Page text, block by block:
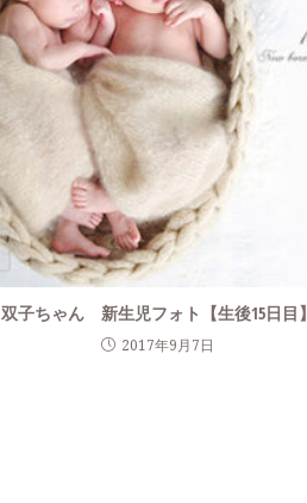
双子ちゃん 新生児フォト【生後15日目】
2017年9月7日